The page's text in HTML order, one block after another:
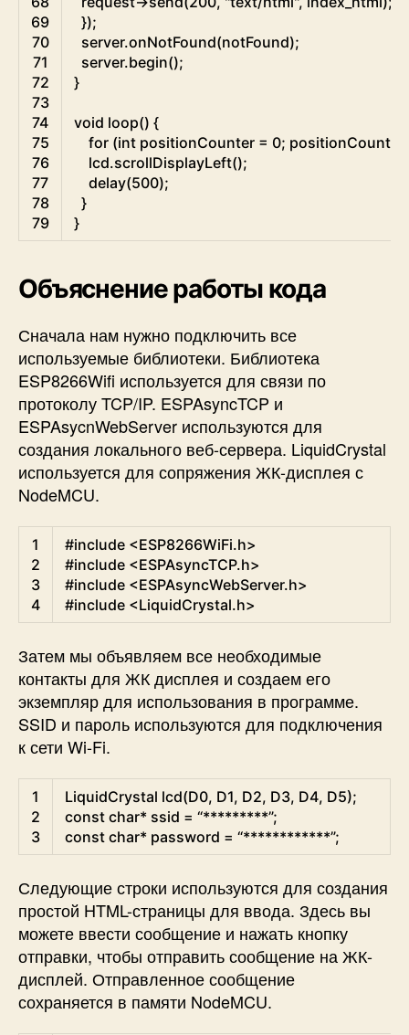
69
70
71
72
73
74
75
76
77
78
79
});
server.onNotFound(notFound);
server.begin();
}
void loop() {
for (int positionCounter = 0; positionCounter
lcd.scrollDisplayLeft();
delay(500);
}
}
Объяснение работы кода
Сначала нам нужно подключить все
используемые библиотеки. Библиотека
ESP8266Wifi используется для связи по
протоколу TCP/IP. ESPAsyncTCP и
ESPAsycnWebServer используются для
создания локального веб-сервера. LiquidCrystal
используется для сопряжения ЖК-дисплея с
NodeMCU.
1
2
3
4
#include <ESP8266WiFi.h>
#include <ESPAsyncTCP.h>
#include <ESPAsyncWebServer.h>
#include <LiquidCrystal.h>
Затем мы объявляем все необходимые
контакты для ЖК дисплея и создаем его
экземпляр для использования в программе.
SSID и пароль используются для подключения
к сети Wi-Fi.
Arduino
1
2
3
LiquidCrystal lcd(D0, D1, D2, D3, D4, D5);
const char* ssid = “*********”;
const char* password = “************”;
Следующие строки используются для создания
простой HTML-страницы для ввода. Здесь вы
можете ввести сообщение и нажать кнопку
отправки, чтобы отправить сообщение на ЖК-
дисплей. Отправленное сообщение
сохраняется в памяти NodeMCU.